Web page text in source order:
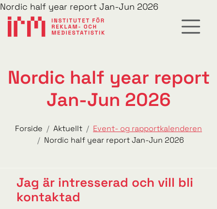
Nordic half year report Jan-Jun 2026
Nordic half year report
Jan-Jun 2026
Forside Aktuellt
Event- og rapportkalenderen
Nordic half year report Jan-Jun 2026
Jag är intresserad och vill bli
kontaktad